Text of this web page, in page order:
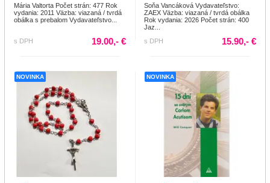
Mária Valtorta Počet strán: 477 Rok
vydania: 2011 Väzba: viazaná / tvrdá
obálka s prebalom Vydavateľstvo...
s DPH 19.00,- €
Soňa Vancáková Vydavateľstvo:
ZAEX Väzba: viazaná / tvrdá obálka
Rok vydania: 2026 Počet strán: 400
Jaz...
s DPH
15.90,- €
NOVINKA NOVINKA